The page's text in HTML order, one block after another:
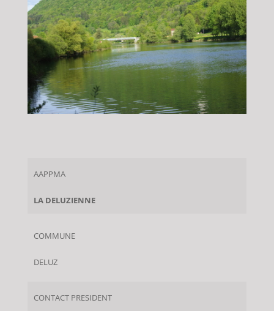
AAPPMA
LA DELUZIENNE
COMMUNE
DELUZ
CONTACT PRESIDENT